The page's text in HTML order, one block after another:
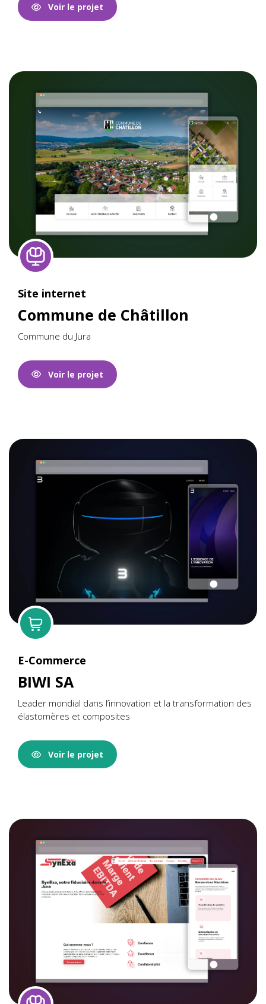
Voir le projet
Site internet
Commune de Châtillon
Commune du Jura
Voir le projet
E-Commerce
BIWI SA
Leader mondial dans l’innovation et la transformation des
élastomères et composites
Voir le projet